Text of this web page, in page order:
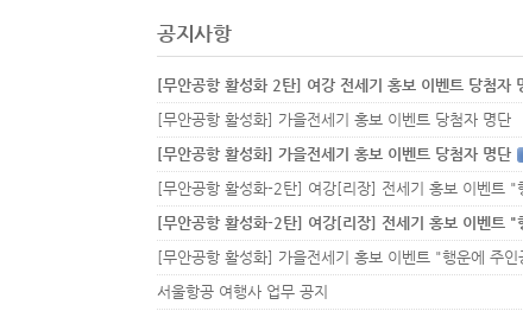
공지사항
[무안공항 활성화 2탄] 여강 전세기 홍보 이벤트 당첨자
[무안공항 활성화] 가을전세기 홍보 이벤트 당첨자 명단
[무안공항 활성화] 가을전세기 홍보 이벤트 당첨자 명단
서울항공 여행사 업무 공지